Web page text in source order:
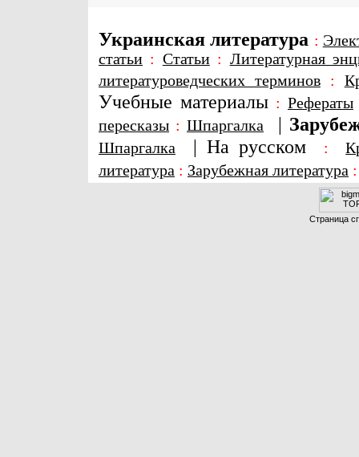
Украинская литература :
статьи : Статьи: Литературная
литературоведческих терминов:
Учебные материалы : Рефераты
пересказы : Шпаргалка |
Шпаргалка | На русском :
литература : Зарубежная литература
Страница